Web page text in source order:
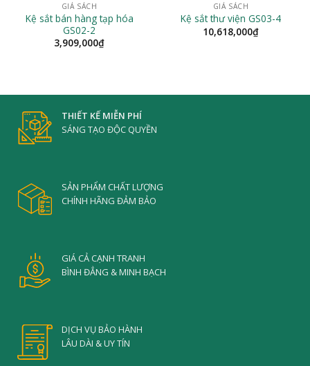
GIÁ SÁCH
Kệ sắt bán hàng tạp hóa
GS02-2
3,909,000₫
GIÁ SÁCH
Kệ sắt thư viện GS03-4
10,618,000₫
THIẾT KẾ MIỄN PHÍ
SÁNG TẠO ĐỘC QUYỀN
SẢN PHẨM CHẤT LƯỢNG
CHÍNH HÃNG ĐẢM BẢO
GIÁ CẢ CẠNH TRANH
BÌNH ĐẲNG & MINH BẠCH
DỊCH VỤ BẢO HÀNH
LÂU DÀI & UY TÍN